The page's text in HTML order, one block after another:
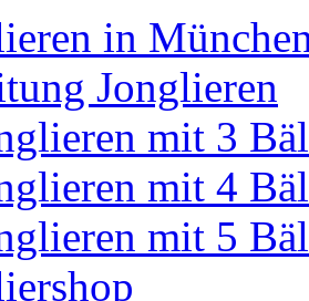
in
Jonglieren
mit 3
mit 4
mit 5